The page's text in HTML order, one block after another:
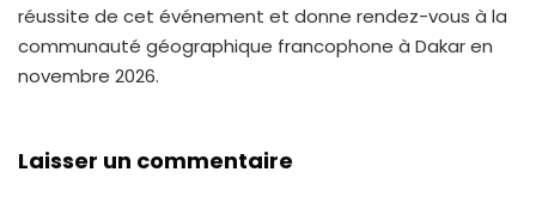
réussite de cet événement et donne rendez-vous à la
communauté géographique francophone à Dakar en
novembre 2026.
Laisser un commentaire